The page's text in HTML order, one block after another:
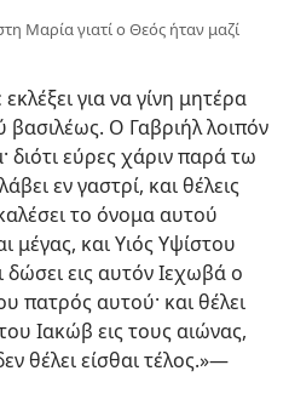
Μαρία γιατί ο Θεός ήταν μαζί
για να γίνη μητέρα
Ο Γαβριήλ λοιπόν
εύρες χάριν παρά τω
εν γαστρί, και θέλεις
το όνομα αυτού
μέγας, και Υιός Υψίστου
δώσει εις αυτόν Ιεχωβά ο
πατρός αυτού· και θέλει
Ιακώβ εις τους αιώνας,
θέλει είσθαι τέλος.»—